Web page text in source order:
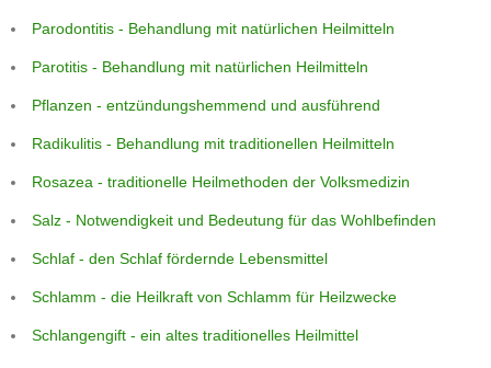
Parodontitis - Behandlung mit natürlichen Heilmitteln
Parotitis - Behandlung mit natürlichen Heilmitteln
Pflanzen - entzündungshemmend und ausführend
Radikulitis - Behandlung mit traditionellen Heilmitteln
Rosazea - traditionelle Heilmethoden der Volksmedizin
Salz - Notwendigkeit und Bedeutung für das Wohlbefinden
Schlaf - den Schlaf fördernde Lebensmittel
Schlamm - die Heilkraft von Schlamm für Heilzwecke
Schlangengift - ein altes traditionelles Heilmittel